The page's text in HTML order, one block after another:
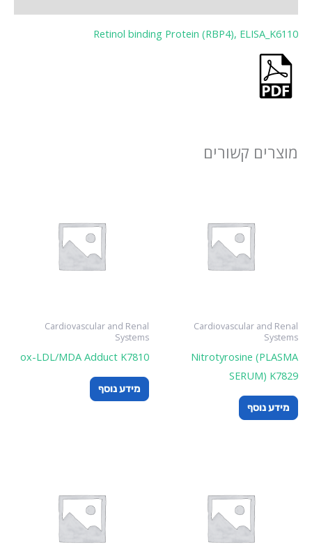
Retinol binding Protein (RBP4), ELISA_K6110
מוצרים קשורים
Cardiovascular and Renal
Systems
Nitrotyrosine (PLASMA
SERUM) K7829
מידע נוסף
Cardiovascular and Renal
Systems
ox-LDL/MDA Adduct K7810
מידע נוסף